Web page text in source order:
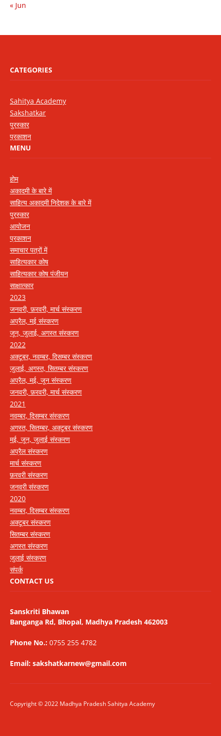
« Jun
CATEGORIES
Sahitya Academy
Sakshatkar
पुरस्कार
प्रकाशन
MENU
होम
अकादमी के बारे में
साहित्य अकादमी निदेशक के बारे में
पुरस्कार
आयोजन
प्रकाशन
समाचार पत्रों में
साहित्यकार कोष
साहित्यकार कोष पंजीयन
साक्षात्कार
2023
जनवरी, फ़रवरी, मार्च संस्करण
अप्रैल, मई संस्करण
जून, जुलाई, अगस्त संस्करण
2022
अक्टूबर, नवम्बर, दिसम्बर संस्करण
जुलाई, अगस्त, सितम्बर संस्करण
अप्रैल, मई, जून संस्करण
जनवरी, फ़रवरी, मार्च संस्करण
2021
नवम्बर, दिसम्बर संस्करण
अगस्त, सितम्बर, अक्टूबर संस्करण
मई, जून, जुलाई संस्करण
अप्रैल संस्करण
मार्च संस्करण
फ़रवरी संस्करण
जनवरी संस्करण
2020
नवम्बर, दिसम्बर संस्करण
अक्टूबर संस्करण
सितम्बर संस्करण
अगस्त संस्करण
जुलाई संस्करण
संपर्क
CONTACT US
Sanskriti Bhawan
Banganga Rd, Bhopal, Madhya Pradesh 462003
Phone No.: 0755 255 4782
Email: sakshatkarnew@gmail.com
Copyright © 2022 Madhya Pradesh Sahitya Academy